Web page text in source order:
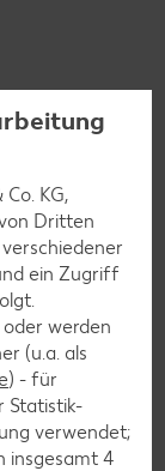
KG,
Dritten
ein Zugriff
werden
(u.a. als
) - für
Statistik-
verwendet;
insgesamt 4